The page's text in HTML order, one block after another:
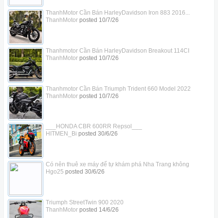
ThanhMotor Cần Bán HarleyDavidson Iron 883 2016...
ThanhMotorposted 10/7/26
Thanhmotor Cần Bán HarleyDavidson Breakout 114CI
ThanhMotorposted 10/7/26
Thanhmotor Cần Bán Triumph Trident 660 Model 2022
ThanhMotorposted 10/7/26
___HONDA CBR 600RR Repsol___
HITMEN_Bi posted 30/6/26
Có nên thuê xe máy để tự khám phá Nha Trang không
Hgo25 posted 30/6/26
Triumph StreetTwin 900 2020
ThanhMotorposted 14/6/26